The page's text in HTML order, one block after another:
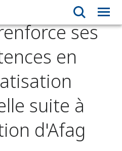
ses
en
suite à
d'Afag